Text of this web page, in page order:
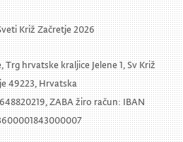
Križ Začretje 2026
hrvatske kraljice Jelene 1, Sv Križ
49223, Hrvatska
ZABA žiro račun: IBAN